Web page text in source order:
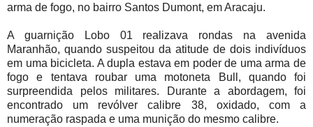
arma de fogo, no bairro Santos Dumont, em Aracaju.
A guarnição Lobo 01 realizava rondas na avenida
Maranhão, quando suspeitou da atitude de dois indivíduos
em uma bicicleta. A dupla estava em poder de uma arma de
fogo e tentava roubar uma motoneta Bull, quando foi
surpreendida pelos militares. Durante a abordagem, foi
encontrado um revólver calibre 38, oxidado, com a
numeração raspada e uma munição do mesmo calibre.